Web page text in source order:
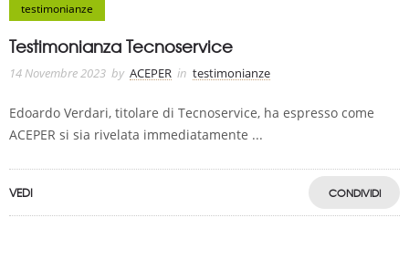
testimonianze
Testimonianza Tecnoservice
14 Novembre 2023 by ACEPER in testimonianze
Edoardo Verdari, titolare di Tecnoservice, ha espresso come
ACEPER si sia rivelata immediatamente ...
VEDI CONDIVIDI